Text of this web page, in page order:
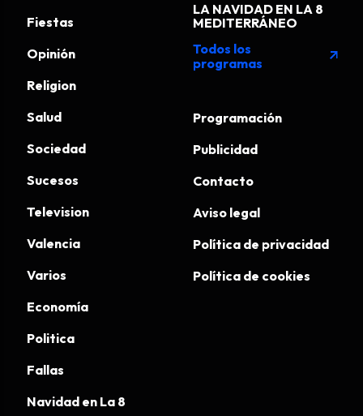
Fiestas
Opinión
Religion
Salud
Sociedad
Sucesos
Television
Valencia
Varios
Economía
Politica
Fallas
Navidad en La 8
LA NAVIDAD EN LA 8
MEDITERRÁNEO
Todos los
programas
arrow_outward
Programación
Publicidad
Contacto
Aviso legal
Política de privacidad
Política de cookies